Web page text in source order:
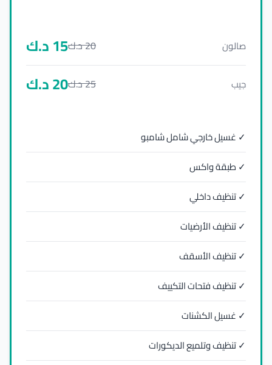
صالون 20د.ك15د.ك
جيب 25د.ك20د.ك
✓ غسيل خارجي شامل شامبو
✓ طبقة واكس
✓ تنظيف داخلي
✓ تنظيف الأرضيات
✓ تنظيف الأسقف
✓ تنظيف فتحات التكييف
✓ غسيل الكشنات
✓ تنظيف وتلميع الديكورات